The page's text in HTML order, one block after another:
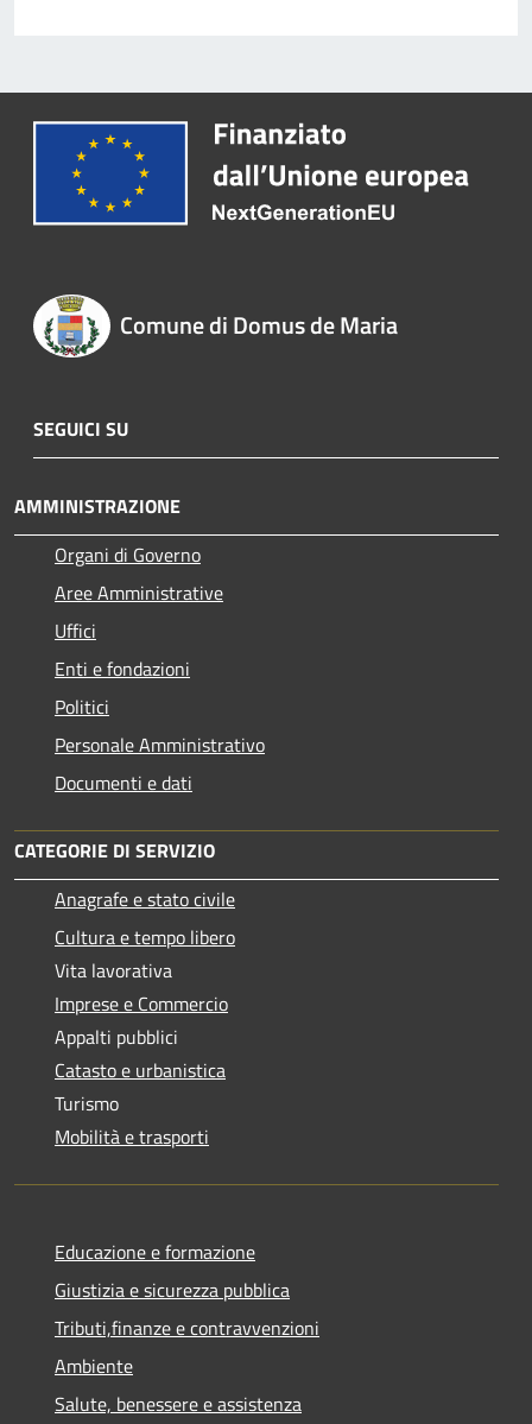
Comune di Domus de Maria
SEGUICI SU
AMMINISTRAZIONE
Organi di Governo
Aree Amministrative
Uffici
Enti e fondazioni
Politici
Personale Amministrativo
Documenti e dati
CATEGORIE DI SERVIZIO
Anagrafe e stato civile
Cultura e tempo libero
Vita lavorativa
Imprese e Commercio
Appalti pubblici
Catasto e urbanistica
Turismo
Mobilità e trasporti
Educazione e formazione
Giustizia e sicurezza pubblica
Tributi,finanze e contravvenzioni
Ambiente
Salute, benessere e assistenza